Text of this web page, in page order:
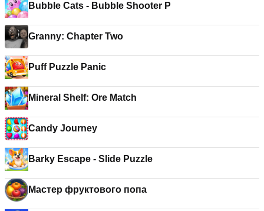
Bubble Cats - Bubble Shooter P
Granny: Chapter Two
Puff Puzzle Panic
Mineral Shelf: Ore Match
Candy Journey
Barky Escape - Slide Puzzle
Мастер фруктового попа